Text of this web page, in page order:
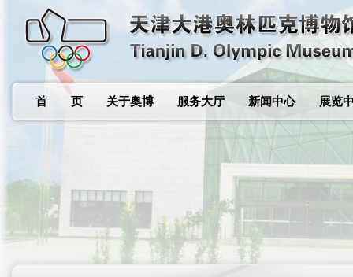
首 页 关于奥博 服务大厅 新闻中心 展览